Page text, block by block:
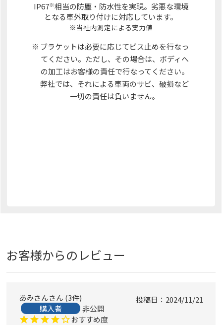
IP67※相当の防塵・防水性を実現。劣悪な環境
となる車外取り付けに対応しています。
※当社内測定による実力値
※ ブラケットは必要に応じてビス止めを行なっ
てください。ただし、その場合は、ボディへ
の加工はお客様の責任で行なってください。
弊社では、それによる車両のサビ、破損など
一切の責任は負いません。
お客様からのレビュー
あみさん 3件
購入者
非公開
投稿日
2024/11/21
おすすめ度